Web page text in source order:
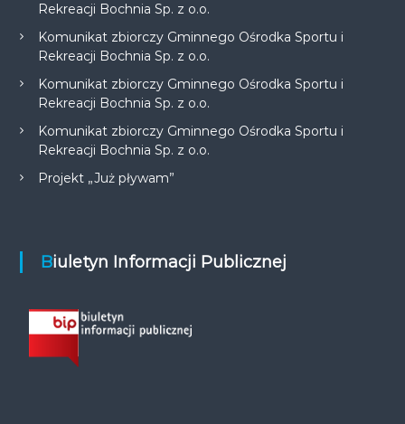
Rekreacji Bochnia Sp. z o.o.
Komunikat zbiorczy Gminnego Ośrodka Sportu i
Rekreacji Bochnia Sp. z o.o.
Komunikat zbiorczy Gminnego Ośrodka Sportu i
Rekreacji Bochnia Sp. z o.o.
Komunikat zbiorczy Gminnego Ośrodka Sportu i
Rekreacji Bochnia Sp. z o.o.
Projekt „Już pływam”
Biuletyn Informacji Publicznej